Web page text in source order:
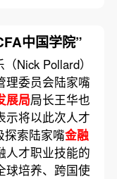
中国学院”
Nick Pollard）
理委员会陆家嘴
展局局长王华也
示将以此次人才
探索陆家嘴金融
人才职业技能的
球培养、跨国使